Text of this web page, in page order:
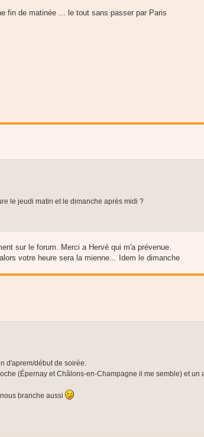
fin de matinée ... le tout sans passer par Paris
le jeudi matin et le dimanche après midi ?
sur le forum. Merci a Hervé qui m'a prévenue.
votre heure sera la mienne... Idem le dimanche
d'aprem/début de soirée.
(Épernay et Châlons-en-Champagne il me semble) et un
branche aussi